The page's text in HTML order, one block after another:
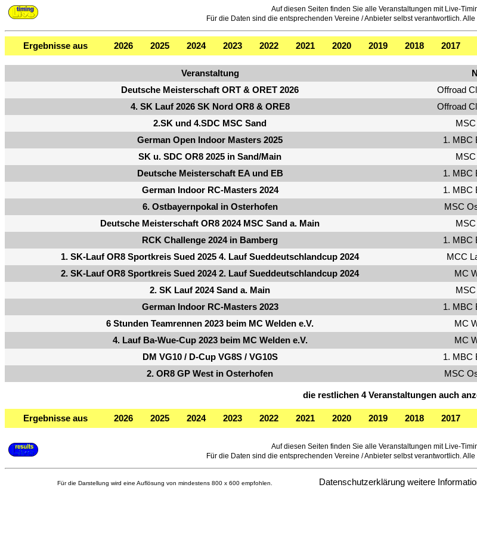
Auf diesen Seiten finden Sie alle Veranstaltungen mit Live-
Für die Daten sind die entsprechenden Vereine / Anbieter selbst verantwortlich.
Ergebnisse aus 2026 2025 2024 2023 2022 2021 2020 2019 2018 2017
Veranstaltung
Deutsche Meisterschaft ORT & ORET 2026
Offroad
4. SK Lauf 2026 SK Nord OR8 & ORE8
Offroad
2.SK und 4.SDC MSC Sand
German Open Indoor Masters 2025
1. MBC
SK u. SDC OR8 2025 in Sand/Main
Deutsche Meisterschaft EA und EB
1. MBC
German Indoor RC-Masters 2024
1. MBC
6. Ostbayernpokal in Osterhofen
MSC
Deutsche Meisterschaft OR8 2024 MSC Sand a. Main
RCK Challenge 2024 in Bamberg
1. MBC
1. SK-Lauf OR8 Sportkreis Sued 2025 4. Lauf Sueddeutschlandcup 2024
MCC
2. SK-Lauf OR8 Sportkreis Sued 2024 2. Lauf Sueddeutschlandcup 2024
MC
2. SK Lauf 2024 Sand a. Main
German Indoor RC-Masters 2023
1. MBC
6 Stunden Teamrennen 2023 beim MC Welden e.V.
MC
4. Lauf Ba-Wue-Cup 2023 beim MC Welden e.V.
MC
DM VG10 / D-Cup VG8S / VG10S
1. MBC
2. OR8 GP West in Osterhofen
MSC
die restlichen 4 Veranstaltungen auch
Ergebnisse aus 2026 2025 2024 2023 2022 2021 2020 2019 2018 2017
Auf diesen Seiten finden Sie alle Veranstaltungen mit Live-
Für die Daten sind die entsprechenden Vereine / Anbieter selbst verantwortlich.
Für die Darstellung wird eine Auflösung von mindestens 800 x 600 empfohlen. Datenschutzerklärung weitere